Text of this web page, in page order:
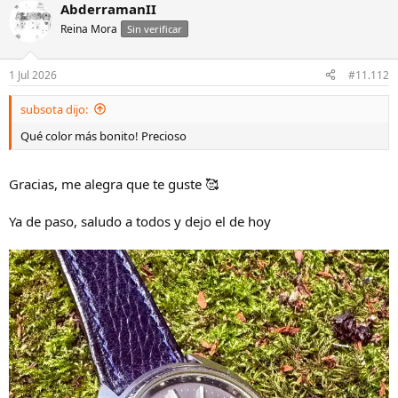
AbderramanII
Reina Mora Sin verificar
1 Jul 2026 #11.112
subsota dijo:
Qué color más bonito! Precioso
Gracias, me alegra que te guste 🥰
Ya de paso, saludo a todos y dejo el de hoy